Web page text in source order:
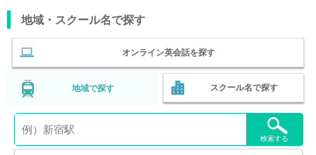
地域・スクール名で探す
オンライン英会話を探す
地域で探す スクール名で探す
検索する